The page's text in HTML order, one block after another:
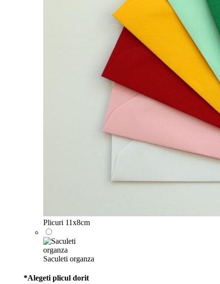
Plicuri 11x8cm
Saculeti organza
*Alegeti plicul dorit